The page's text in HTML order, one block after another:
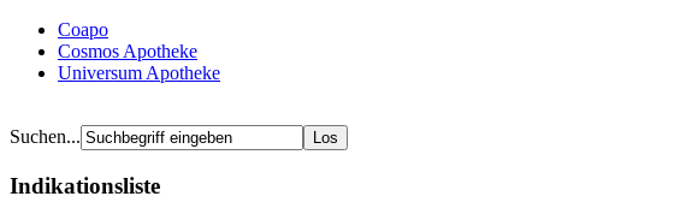
Coapo
Cosmos Apotheke
Universum Apotheke
Suchen...
Indikationsliste